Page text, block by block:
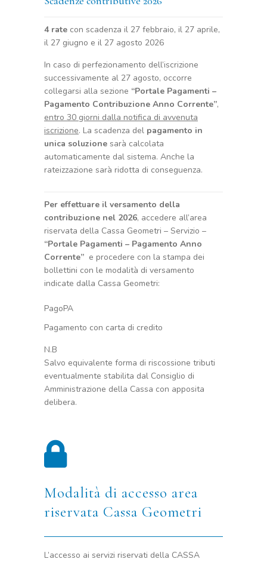
4 rate con scadenza il 27 febbraio, il 27 aprile,
il 27 giugno e il 27 agosto 2026
In caso di perfezionamento dell’iscrizione
successivamente al 27 agosto, occorre
collegarsi alla sezione “Portale Pagamenti –
Pagamento Contribuzione Anno Corrente”,
entro 30 giorni dalla notifica di avvenuta
iscrizione. La scadenza del pagamento in
unica soluzione sarà calcolata
automaticamente dal sistema. Anche la
rateizzazione sarà ridotta di conseguenza.
Per effettuare il versamento della
contribuzione nel 2026, accedere all’area
riservata della Cassa Geometri – Servizio –
“Portale Pagamenti – Pagamento Anno
Corrente” e procedere con la stampa dei
bollettini con le modalità di versamento
indicate dalla Cassa Geometri:
PagoPA
Pagamento con carta di credito
N.B
Salvo equivalente forma di riscossione tributi
eventualmente stabilita dal Consiglio di
Amministrazione della Cassa con apposita
delibera.
Modalità di accesso area
riservata Cassa Geometri
L’accesso ai servizi riservati della CASSA